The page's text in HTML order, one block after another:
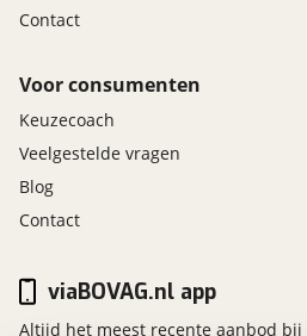
Contact
Voor consumenten
Keuzecoach
Veelgestelde vragen
Blog
Contact
viaBOVAG.nl app
Altijd het meest recente aanbod bij